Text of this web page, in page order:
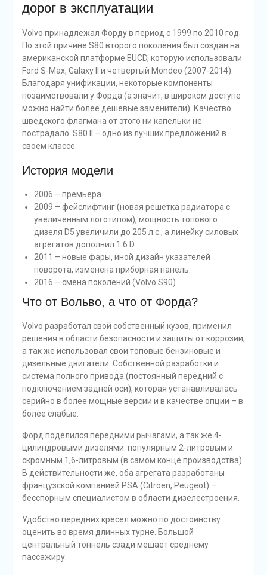
дорог в эксплуатации
Volvo принадлежал Форду в период с 1999 по 2010 год.
По этой причине S80 второго поколения был создан на
американской платформе EUCD, которую использовали
Ford S-Max, Galaxy II и четвертый Mondeo (2007-2014).
Благодаря унификации, некоторые компоненты
позаимствовали у Форда (а значит, в широком доступе
можно найти более дешевые заменители). Качество
шведского флагмана от этого ни капельки не
пострадало. S80 II – одно из лучших предложений в
своем классе.
История модели
2006 – премьера.
2009 – фейслифтинг (новая решетка радиатора с
увеличенным логотипом), мощность топового
дизеля D5 увеличили до 205 л.с., а линейку силовых
агрегатов дополнил 1.6 D.
2011 – новые фары, иной дизайн указателей
поворота, изменена приборная панель.
2016 – смена поколений (Volvo S90).
Что от Вольво, а что от Форда?
Volvo разработал свой собственный кузов, применил
решения в области безопасности и защиты от коррозии,
а так же использовал свои топовые бензиновые и
дизельные двигатели. Собственной разработки и
система полного привода (постоянный передний с
подключением задней оси), которая устанавливалась
серийно в более мощные версии и в качестве опции – в
более слабые.
Форд поделился передними рычагами, а так же 4-
цилиндровыми дизелями: популярным 2-литровым и
скромным 1,6-литровым (в самом конце производства).
В действительности же, оба агрегата разработаны
французской компанией PSA (Citroen, Peugeot) –
бесспорным специалистом в области дизелестроения.
Удобство передних кресел можно по достоинству
оценить во время длинных турне. Большой
центральный тоннель сзади мешает среднему
пассажиру.